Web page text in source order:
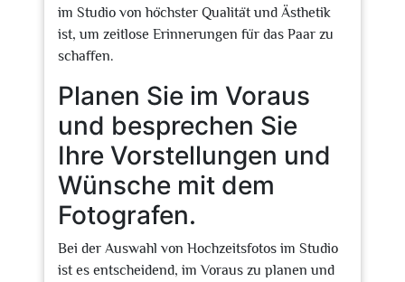
im Studio von höchster Qualität und Ästhetik
ist, um zeitlose Erinnerungen für das Paar zu
schaffen.
Planen Sie im Voraus
und besprechen Sie
Ihre Vorstellungen und
Wünsche mit dem
Fotografen.
Bei der Auswahl von Hochzeitsfotos im Studio
ist es entscheidend, im Voraus zu planen und